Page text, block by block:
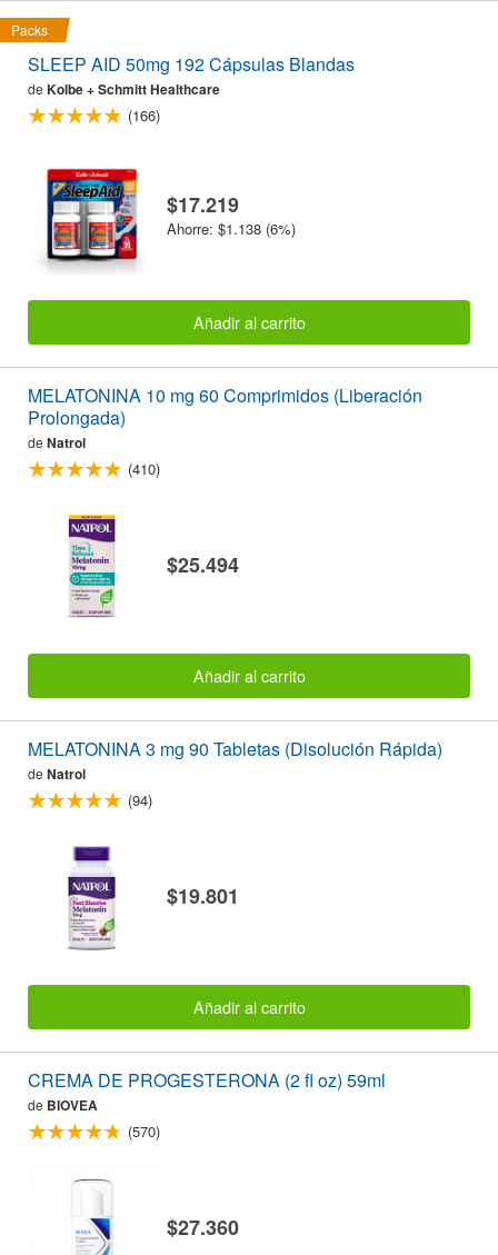
Packs
SLEEP AID 50mg 192 Cápsulas Blandas
de Kolbe + Schmitt Healthcare
(166)
$17.219
Ahorre: $1.138 (6%)
Añadir al carrito
MELATONINA 10 mg 60 Comprimidos (Liberación
Prolongada)
de Natrol
(410)
$25.494
Añadir al carrito
MELATONINA 3 mg 90 Tabletas (Disolución Rápida)
de Natrol
(94)
$19.801
Añadir al carrito
CREMA DE PROGESTERONA (2 fl oz) 59ml
de BIOVEA
(570)
$27.360